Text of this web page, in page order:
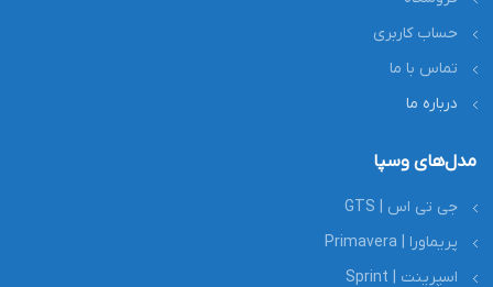
حساب کاربری
تماس با ما
درباره ما
مدل‌های وسپا
جی تی اس | GTS
پریماورا | Primavera
اسپرینت | Sprint